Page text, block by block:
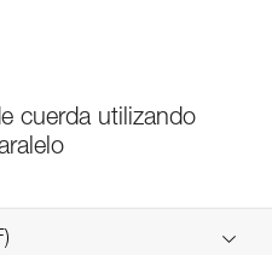
cuerda utilizando